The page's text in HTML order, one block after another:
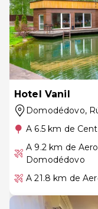
Hotel Vanil
Domodédovo,
A 6.5 km de
A 9.2 km de
Domodédovo
A 21.8 km de